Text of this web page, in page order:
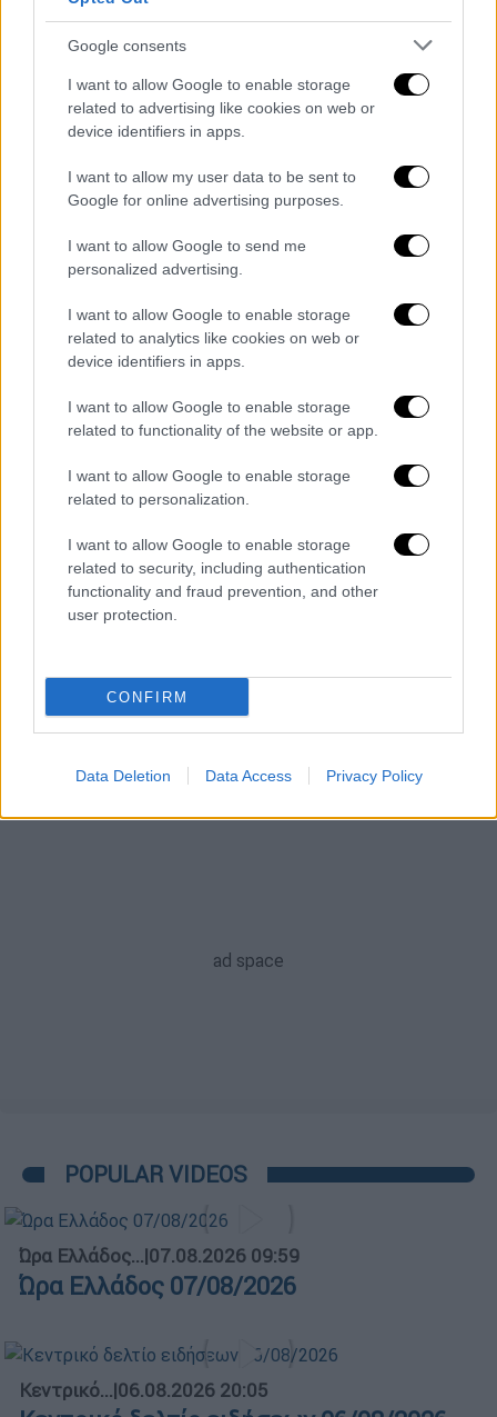
Google consents
I want to allow Google to enable storage
related to advertising like cookies on web or
device identifiers in apps.
I want to allow my user data to be sent to
Google for online advertising purposes.
I want to allow Google to send me
personalized advertising.
I want to allow Google to enable storage
related to analytics like cookies on web or
device identifiers in apps.
I want to allow Google to enable storage
related to functionality of the website or app.
I want to allow Google to enable storage
related to personalization.
I want to allow Google to enable storage
related to security, including authentication
functionality and fraud prevention, and other
user protection.
CONFIRM
Data Deletion Data Access Privacy Policy
Lifestyle|05.11.2018 10:27
Kάιλα Ιτσινές: H Ελληνίδα-φαινόμενο
που έχτισε μια αυτοκρατορία (pics)
Η 27χρονη γυμνάστρια από τη Κω έγινε
πάμπλουτη μέσα από το Instagram
ΑΛΛΑ #TAGS
γυμναστική
ειδήσεις τώρα
διατροφή
Παλαιό Φάληρο
Μπίλι Άιλις
πρόγραμμα
POPULAR VIDEOS
Ώρα Ελλάδος...|07.08.2026 09:59
Ώρα Ελλάδος 07/08/2026
Κεντρικό...|06.08.2026 20:05